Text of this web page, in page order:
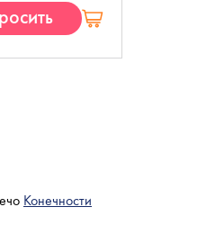
Конечности